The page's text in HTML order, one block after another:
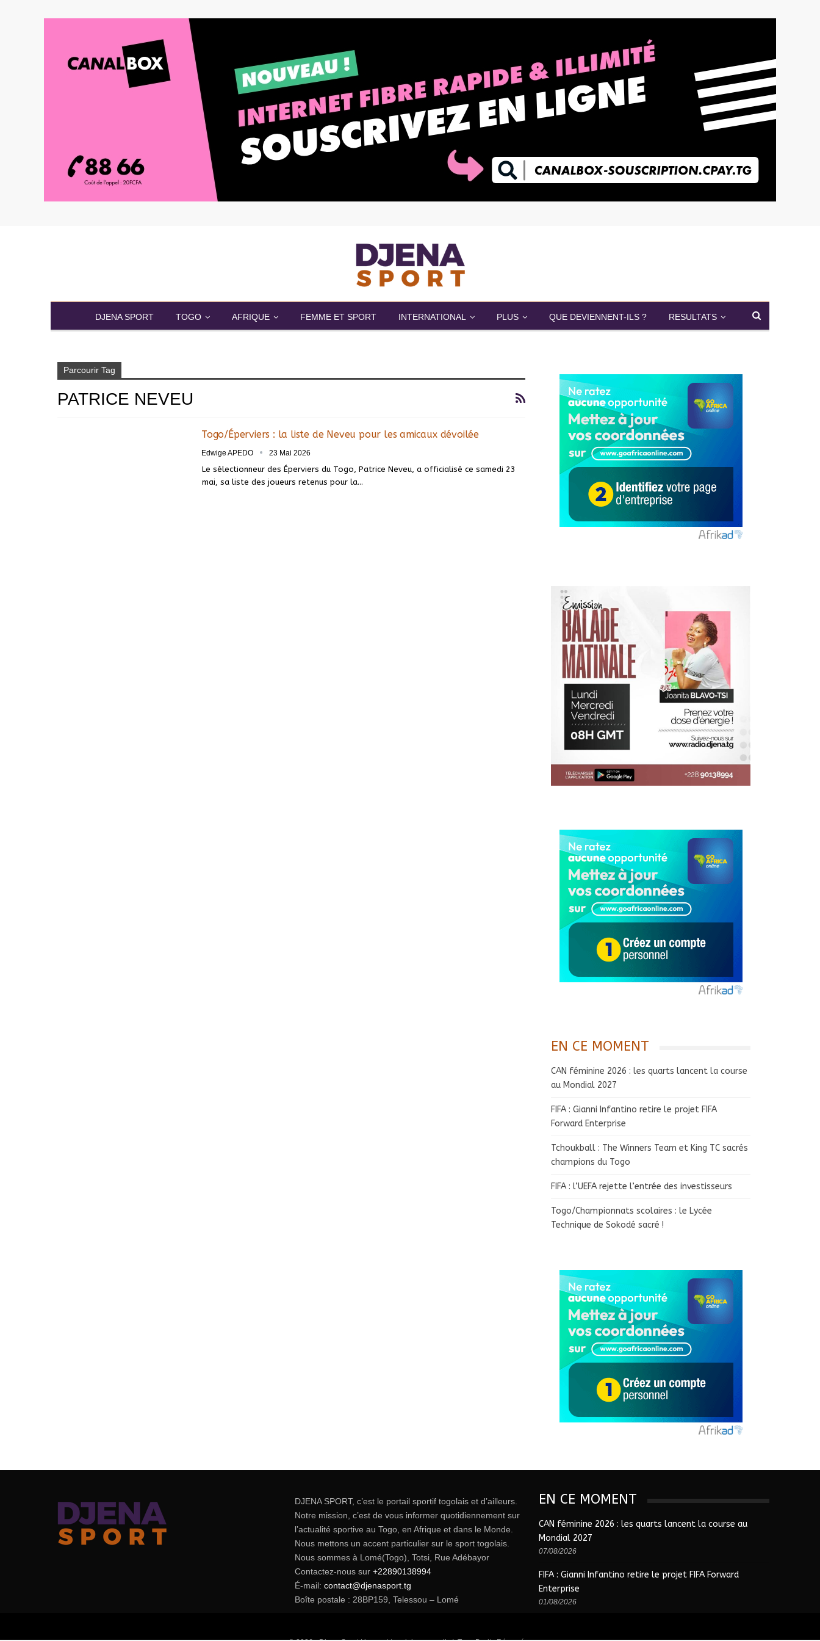
DJENA SPORT TOGO AFRIQUE FEMME ET SPORT INTERNATIONAL PLUS QUE DEVIENNENT-ILS ? RESULTATS
Parcourir Tag
PATRICE NEVEU
Togo/Éperviers : la liste de Neveu pour les amicaux dévoilée
Edwige APEDO 23 Mai 2026
Le sélectionneur des Éperviers du Togo, Patrice Neveu, a officialisé ce samedi 23
mai, sa liste des joueurs retenus pour la…
EN CE MOMENT
CAN féminine 2026 : les quarts lancent la course
au Mondial 2027
FIFA : Gianni Infantino retire le projet FIFA
Forward Enterprise
Tchoukball : The Winners Team et King TC sacrés
champions du Togo
FIFA : l’UEFA rejette l’entrée des investisseurs
Togo/Championnats scolaires : le Lycée
Technique de Sokodé sacré !
DJENA SPORT, c’est le portail sportif togolais et d’ailleurs.
Notre mission, c’est de vous informer quotidiennement sur
l’actualité sportive au Togo, en Afrique et dans le Monde.
Nous mettons un accent particulier sur le sport togolais.
Nous sommes à Lomé(Togo), Totsi, Rue Adébayor
Contactez-nous sur +22890138994
É-mail: contact@djenasport.tg
Boîte postale : 28BP159, Telessou – Lomé
EN CE MOMENT
CAN féminine 2026 : les quarts lancent la course au
Mondial 2027
07/08/2026
FIFA : Gianni Infantino retire le projet FIFA Forward
Enterprise
01/08/2026